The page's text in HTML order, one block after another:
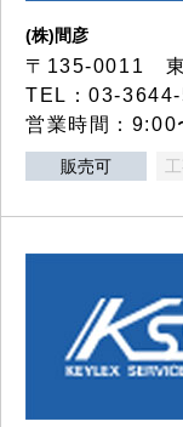
(株)間彦
〒135-0011 東
TEL：03-
営業時間：9:00
販売可